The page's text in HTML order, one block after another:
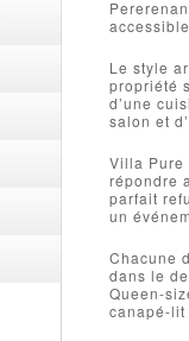
Le style
propriété
d’une
salon et
Villa Pure
répondre
parfait
un
Chacune
dans le
Queen-
canapé-lit